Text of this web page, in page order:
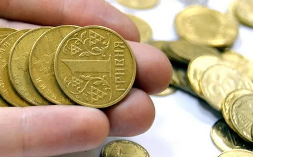
Британскую Экономику?
Разрешения На Запуск Моделей ИИ
Проливные Дожди